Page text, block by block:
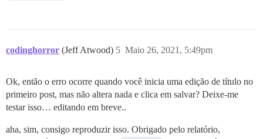
codinghorror (Jeff Atwood) Maio 26, 2021, 5:49pm
5
Ok, então o erro ocorre quando você inicia uma edição de título no
primeiro post, mas não altera nada e clica em salvar? Deixe-me
testar isso… editando em breve..
aha, sim, consigo reproduzir isso. Obrigado pelo relatório,